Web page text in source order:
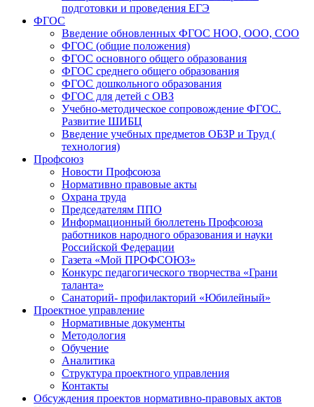
подготовки и проведения ЕГЭ
ФГОС
Введение обновленных ФГОС НОО, ООО, СОО
ФГОС (общие положения)
ФГОС основного общего образования
ФГОС среднего общего образования
ФГОС дошкольного образования
ФГОС для детей с ОВЗ
Учебно-методическое сопровождение ФГОС.
Развитие ШИБЦ
Введение учебных предметов ОБЗР и Труд (
технология)
Профсоюз
Новости Профсоюза
Нормативно правовые акты
Охрана труда
Председателям ППО
Информационный бюллетень Профсоюза
работников народного образования и науки
Российской Федерации
Газета «Мой ПРОФСОЮЗ»
Конкурс педагогического творчества «Грани
таланта»
Санаторий- профилакторий «Юбилейный»
Проектное управление
Нормативные документы
Методология
Обучение
Аналитика
Структура проектного управления
Контакты
Обсуждения проектов нормативно-правовых актов